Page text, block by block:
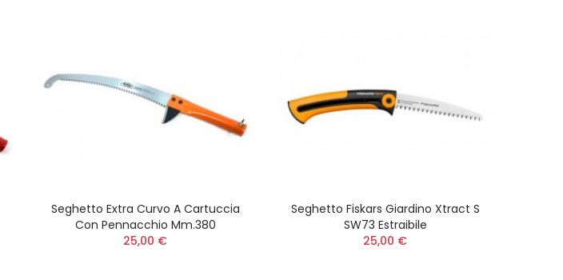
Seghetto Extra Curvo A Cartuccia
Con Pennacchio Mm.380
25,00 €
Seghetto Fiskars Giardino Xtract S
SW73 Estraibile
25,00 €
Nonno Peppe Easy Light
Batteria 8,0 Ah 56 V
ARC Lithium MAX™ Ego
Power+ BA4480X